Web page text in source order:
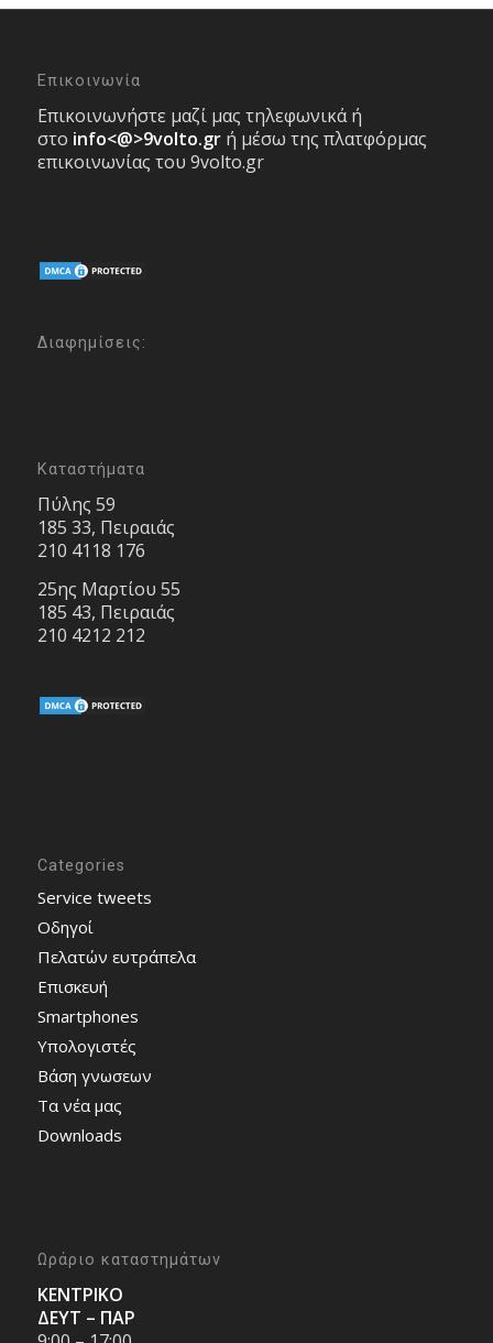
Επικοινωνία
Επικοινωνήστε μαζί μας τηλεφωνικά ή
στο info<@>9volto.gr ή μέσω της πλατφόρμας
επικοινωνίας του 9volto.gr
Διαφημίσεις:
Καταστήματα
Πύλης 59
185 33, Πειραιάς
210 4118 176
25ης Μαρτίου 55
185 43, Πειραιάς
210 4212 212
Categories
Service tweets
Οδηγοί
Πελατών ευτράπελα
Επισκευή
Smartphones
Υπολογιστές
Bάση γνωσεων
Τα νέα μας
Downloads
Ωράριο καταστημάτων
ΚΕΝΤΡΙΚΟ
ΔΕΥΤ – ΠΑΡ